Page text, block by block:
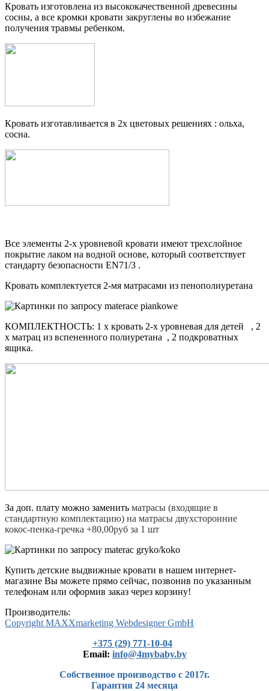
Кровать изготовлена из высококачественной древесины
сосны, а все кромки кровати закруглены во избежание
получения травмы ребенком.
Кровать изготавливается в 2х цветовых решениях : ольха,
сосна.
Все элементы 2-х уровневой кровати имеют трехслойное
покрытие лаком на водной основе, который соответствует
стандарту безопасности EN71/3 .
Кровать комплектуется 2-мя матрасами из пенополиуретана
КОМПЛЕКТНОСТЬ: 1 x кровать 2-х уровневая для детей , 2
x матрац из вспененного полиуретана , 2 подкроватных
ящика.
За доп. плату можно заменить матрасы (входящие в
стандартную комплектацию) на матрасы двухсторонние
кокос-пенка-гречка +80,00руб за 1 шт
Купить детские выдвижные кровати в нашем интернет-
магазине Вы можете прямо сейчас, позвонив по указанным
телефонам или оформив заказ через корзину!
Производитель:
Copyright MAXXmarketing Webdesigner GmbH
+375 (29) 771-10-04
Еmail: info@4mybaby.by
Собственное производство с 2017г.
Гарантия 24 месяца